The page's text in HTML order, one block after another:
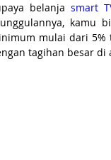
belanja smart
kamu
mulai dari 5%
tagihan besar di